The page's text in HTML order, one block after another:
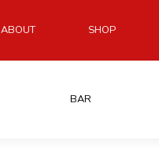
ABOUT SHOP
BAR